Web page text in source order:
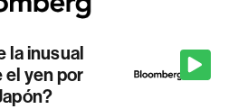
la inusual
yen por